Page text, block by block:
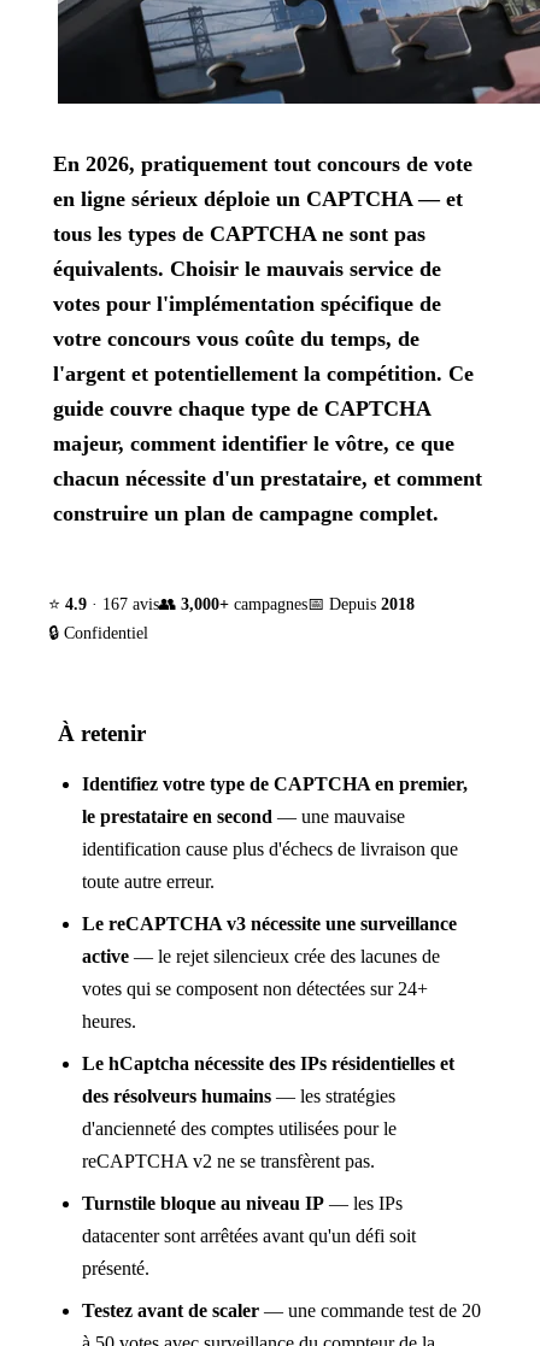
En 2026, pratiquement tout concours de vote
en ligne sérieux déploie un CAPTCHA — et
tous les types de CAPTCHA ne sont pas
équivalents. Choisir le mauvais service de
votes pour l'implémentation spécifique de
votre concours vous coûte du temps, de
l'argent et potentiellement la compétition. Ce
guide couvre chaque type de CAPTCHA
majeur, comment identifier le vôtre, ce que
chacun nécessite d'un prestataire, et comment
construire un plan de campagne complet.
⭐ 4.9 · 167 avis👥 3,000+ campagnes📅 Depuis 2018
🔒 Confidentiel
À retenir
Identifiez votre type de CAPTCHA en premier,
le prestataire en second — une mauvaise
identification cause plus d'échecs de livraison que
toute autre erreur.
Le reCAPTCHA v3 nécessite une surveillance
active — le rejet silencieux crée des lacunes de
votes qui se composent non détectées sur 24+
heures.
Le hCaptcha nécessite des IPs résidentielles et
des résolveurs humains — les stratégies
d'ancienneté des comptes utilisées pour le
reCAPTCHA v2 ne se transfèrent pas.
Turnstile bloque au niveau IP — les IPs
datacenter sont arrêtées avant qu'un défi soit
présenté.
Testez avant de scaler — une commande test de 20